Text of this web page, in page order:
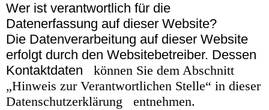
Wer ist verantwortlich für die
Datenerfassung auf dieser Website?
Die Datenverarbeitung auf dieser Website
erfolgt durch den Websitebetreiber. Dessen
Kontaktdaten können Sie dem Abschnitt
„Hinweis zur Verantwortlichen Stelle“ in dieser
Datenschutzerklärung entnehmen.